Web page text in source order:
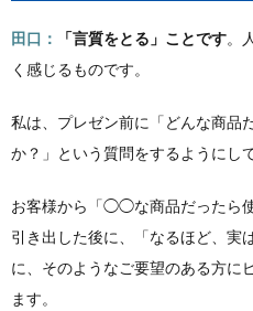
田口： 「言質をとる」ことです。
く感じるものです。
私は、プレゼン前に「どんな商品
か？」という質問をするようにし
お客様から「◯◯な商品だったら
引き出した後に、「なるほど、実
に、そのようなご要望のある方に
ます。